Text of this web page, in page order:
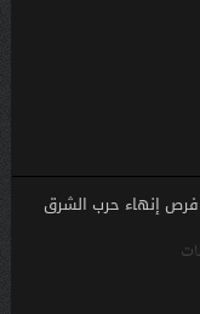
فرص إنهاء حرب الشرق